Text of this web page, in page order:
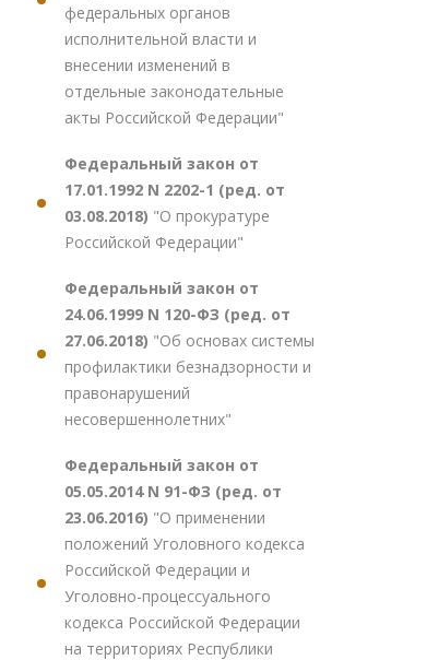
федеральных органов
исполнительной власти и
внесении изменений в
отдельные законодательные
акты Российской Федерации"
Федеральный закон от
17.01.1992 N 2202-1 (ред. от
03.08.2018) "О прокуратуре
Российской Федерации"
Федеральный закон от
24.06.1999 N 120-ФЗ (ред. от
27.06.2018) "Об основах системы
профилактики безнадзорности и
правонарушений
несовершеннолетних"
Федеральный закон от
05.05.2014 N 91-ФЗ (ред. от
23.06.2016) "О применении
положений Уголовного кодекса
Российской Федерации и
Уголовно-процессуального
кодекса Российской Федерации
на территориях Республики